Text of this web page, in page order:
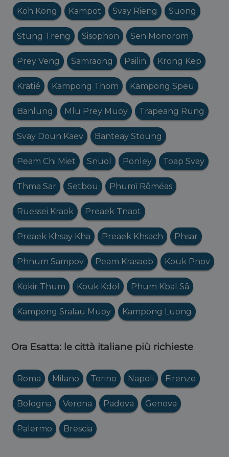
Koh Kong Kampot Svay Rieng Suong
Stung Treng Sisophon Sen Monorom
Prey Veng Samraong Pailin Krong Kep
Kratié Kampong Thom Kampong Speu
Banlung Mlu Prey Muoy Trapeang Rung
Svay Doun Kaev Banteay Stoung
Peam Chi Miet Snuol Ponley Toap Svay
Thma Sar Setbou Phumĭ Rôméas
Ruessei Kraok Preaek Tnaot
Preaek Khsay Kha Preaek Khsach Phsar
Phnum Sampov Peam Krasaob Kouk Pnov
Kokir Thum Kouk Kdol Phum Kbal Sâ
Kampong Sralau Muoy Kampong Luong
Ora Esatta: le città italiane più richieste
Roma Milano Torino Napoli Firenze
Bologna Verona Padova Genova
Palermo Brescia